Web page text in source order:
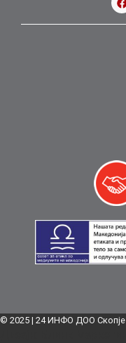
© 2025 | 24 ИНФО ДОО Скопје